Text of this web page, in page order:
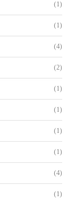
(1)
(1)
(4)
(2)
(1)
(1)
(1)
(1)
(4)
(1)